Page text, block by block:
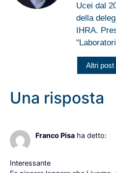
Ucei dal
della
IHRA.
Altri post
Una risposta
Franco Pisa ha detto:
Interessante